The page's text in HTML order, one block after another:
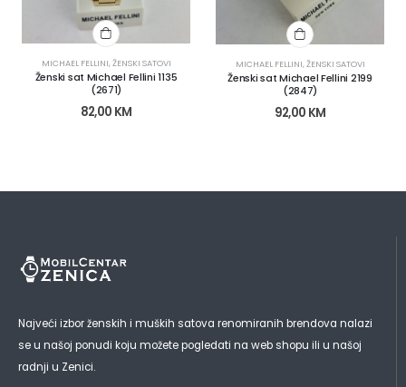
MICHAEL FELLINI,ŽENSKI SATOVI
Ženski sat Michael Fellini 1135
(2671)
82,00 KM
MICHAEL FELLINI,ŽENSKI SATOVI
Ženski sat Michael Fellini 2199
(2847)
92,00 KM
Najveći izbor ženskih i muških satova renomiranih brendova nalazi
se u našoj ponudi koju možete pogledati na web shopu ili u našoj
radnji u Zenici.